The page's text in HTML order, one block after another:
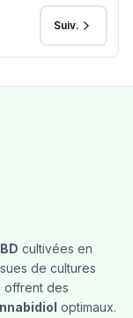
Suiv.
cultivées en
de cultures
offrent des
optimaux.